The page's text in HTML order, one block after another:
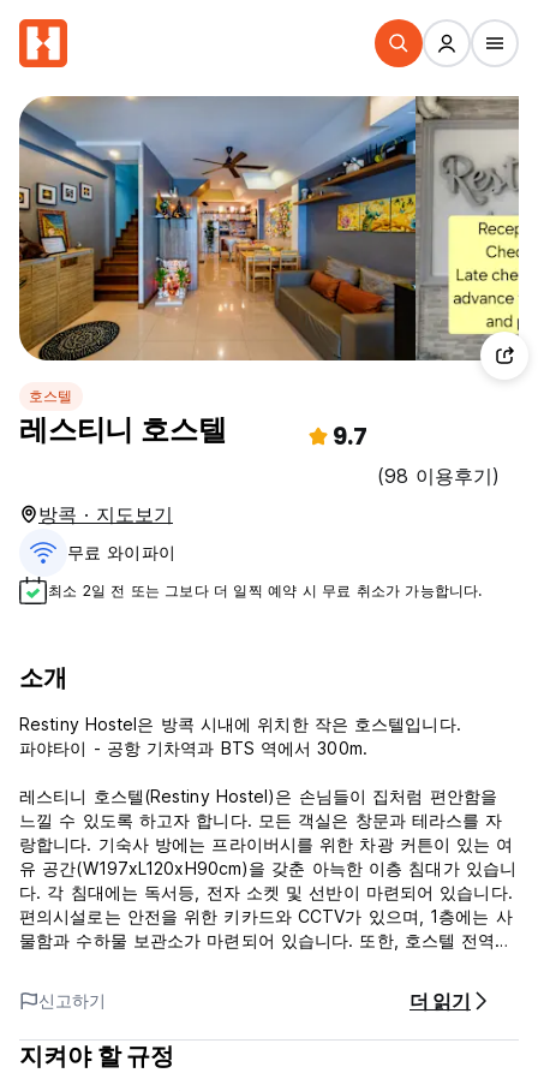
호스텔
레스티니 호스텔 9.7
(98 이용후기)
방콕 · 지도보기
무료 와이파이
최소 2일 전 또는 그보다 더 일찍 예약 시 무료 취소가 가능합니다.
소개
Restiny Hostel은 방콕 시내에 위치한 작은 호스텔입니다.
파야타이 - 공항 기차역과 BTS 역에서 300m.
레스티니 호스텔(Restiny Hostel)은 손님들이 집처럼 편안함을
느낄 수 있도록 하고자 합니다. 모든 객실은 창문과 테라스를 자
랑합니다. 기숙사 방에는 프라이버시를 위한 차광 커튼이 있는 여
유 공간(W197xL120xH90cm)을 갖춘 아늑한 이층 침대가 있습니
다. 각 침대에는 독서등, 전자 소켓 및 선반이 마련되어 있습니다.
편의시설로는 안전을 위한 키카드와 CCTV가 있으며, 1층에는 사
물함과 수하물 보관소가 마련되어 있습니다. 또한, 호스텔 전역에
***숙소 정책 및 조건:
1. 체크인은 14시부터, 체크아웃은 12시까지 입니다.
2. 리셉션 운영 시간은 9:30~22:00입니다.
신고하기 더 읽기
지켜야 할 규정